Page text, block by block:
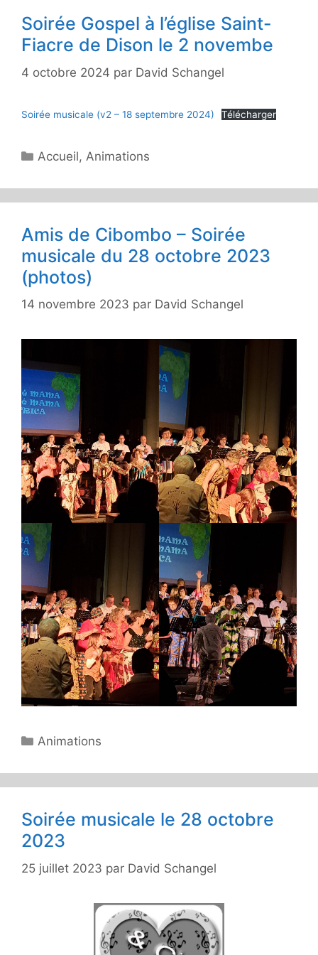
Soirée Gospel à l’église Saint-
Fiacre de Dison le 2 novembe
4 octobre 2024 par David Schangel
Soirée musicale (v2 – 18 septembre 2024) Télécharger
Catégories
Accueil, Animations
Amis de Cibombo – Soirée
musicale du 28 octobre 2023
(photos)
14 novembre 2023 par David Schangel
Catégories
Animations
Soirée musicale le 28 octobre
2023
25 juillet 2023 par David Schangel